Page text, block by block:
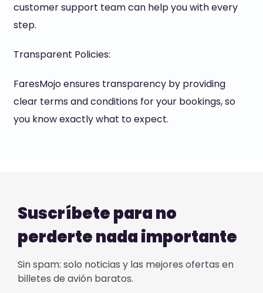
customer support team can help you with every
step.
Transparent Policies:
FaresMojo ensures transparency by providing
clear terms and conditions for your bookings, so
you know exactly what to expect.
Suscríbete para no
perderte nada importante
Sin spam: solo noticias y las mejores ofertas en
billetes de avión baratos.